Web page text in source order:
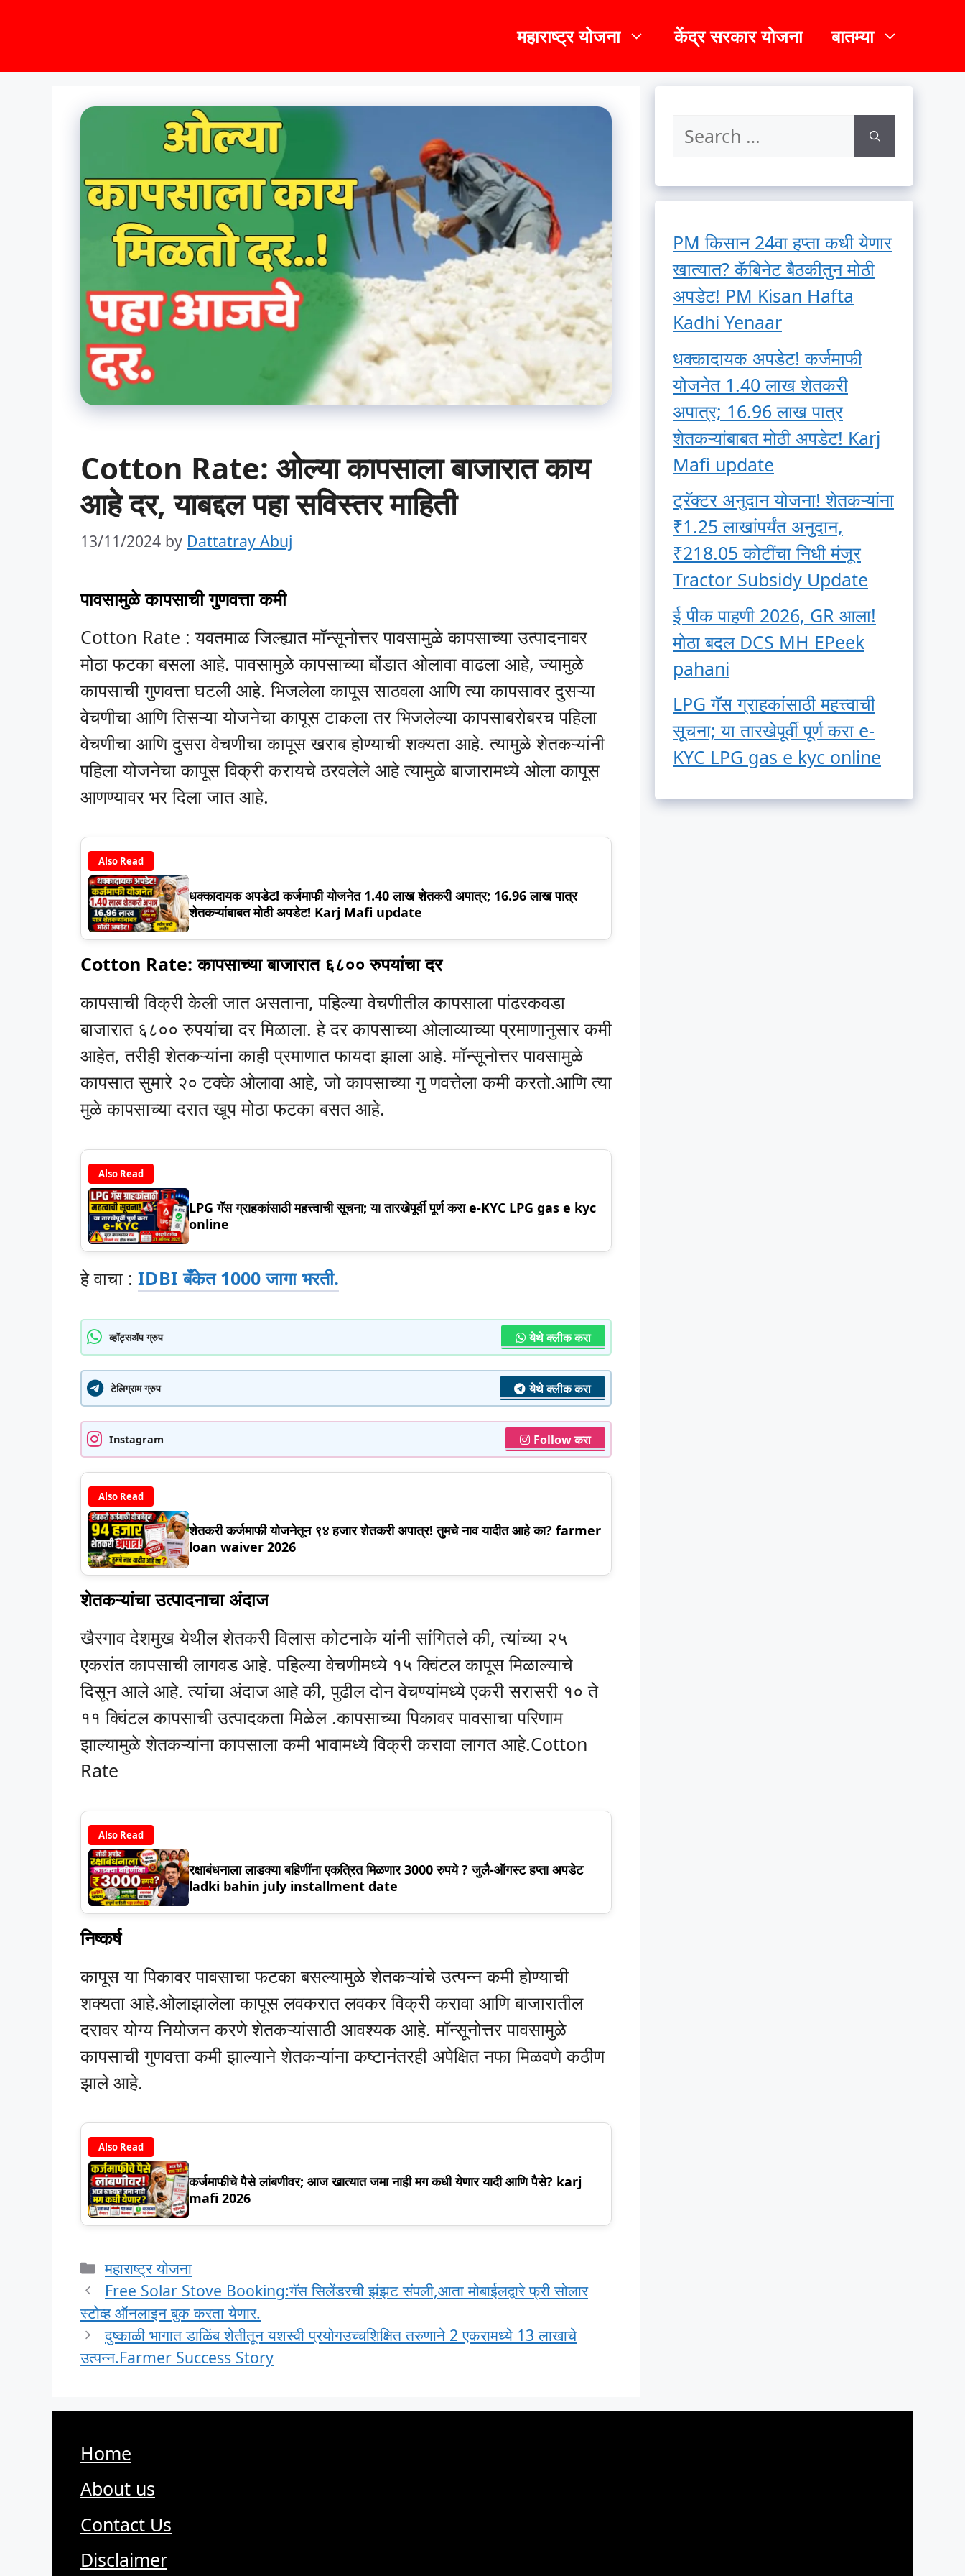
महाराष्ट्र योजना केंद्र सरकार योजना बातम्या
Cotton Rate: ओल्या कापसाला बाजारात काय
आहे दर, याबद्दल पहा सविस्तर माहिती
13/11/2024 by Dattatray Abuj
पावसामुळे कापसाची गुणवत्ता कमी
Cotton Rate : यवतमाळ जिल्ह्यात मॉन्सूनोत्तर पावसामुळे कापसाच्या उत्पादनावर
मोठा फटका बसला आहे. पावसामुळे कापसाच्या बोंडात ओलावा वाढला आहे, ज्यामुळे
कापसाची गुणवत्ता घटली आहे. भिजलेला कापूस साठवला आणि त्या कापसावर दुसऱ्या
वेचणीचा आणि तिसऱ्या योजनेचा कापूस टाकला तर भिजलेल्या कापसाबरोबरच पहिला
वेचणीचा आणि दुसरा वेचणीचा कापूस खराब होण्याची शक्यता आहे. त्यामुळे शेतकऱ्यांनी
पहिला योजनेचा कापूस विक्री करायचे ठरवलेले आहे त्यामुळे बाजारामध्ये ओला कापूस
आणण्यावर भर दिला जात आहे.
Also Read
धक्कादायक अपडेट! कर्जमाफी योजनेत 1.40 लाख शेतकरी अपात्र; 16.96 लाख पात्र
शेतकऱ्यांबाबत मोठी अपडेट! Karj Mafi update
Cotton Rate: कापसाच्या बाजारात ६८०० रुपयांचा दर
कापसाची विक्री केली जात असताना, पहिल्या वेचणीतील कापसाला पांढरकवडा
बाजारात ६८०० रुपयांचा दर मिळाला. हे दर कापसाच्या ओलाव्याच्या प्रमाणानुसार कमी
आहेत, तरीही शेतकऱ्यांना काही प्रमाणात फायदा झाला आहे. मॉन्सूनोत्तर पावसामुळे
कापसात सुमारे २० टक्के ओलावा आहे, जो कापसाच्या गु णवत्तेला कमी करतो.आणि त्या
मुळे कापसाच्या दरात खूप मोठा फटका बसत आहे.
Also Read
LPG गॅस ग्राहकांसाठी महत्त्वाची सूचना; या तारखेपूर्वी पूर्ण करा e-KYC LPG gas e kyc
online
हे वाचा : IDBI बँकेत 1000 जागा भरती.
व्हॉट्सॲप ग्रुप येथे क्लीक करा
टेलिग्राम ग्रुप येथे क्लीक करा
Instagram Follow करा
Also Read
शेतकरी कर्जमाफी योजनेतून ९४ हजार शेतकरी अपात्र! तुमचे नाव यादीत आहे का? farmer
loan waiver 2026
शेतकऱ्यांचा उत्पादनाचा अंदाज
खैरगाव देशमुख येथील शेतकरी विलास कोटनाके यांनी सांगितले की, त्यांच्या २५
एकरांत कापसाची लागवड आहे. पहिल्या वेचणीमध्ये १५ क्विंटल कापूस मिळाल्याचे
दिसून आले आहे. त्यांचा अंदाज आहे की, पुढील दोन वेचण्यांमध्ये एकरी सरासरी १० ते
११ क्विंटल कापसाची उत्पादकता मिळेल .कापसाच्या पिकावर पावसाचा परिणाम
झाल्यामुळे शेतकऱ्यांना कापसाला कमी भावामध्ये विक्री करावा लागत आहे.Cotton
Rate
Also Read
रक्षाबंधनाला लाडक्या बहिणींना एकत्रित मिळणार 3000 रुपये ? जुलै-ऑगस्ट हप्ता अपडेट
ladki bahin july installment date
निष्कर्ष
कापूस या पिकावर पावसाचा फटका बसल्यामुळे शेतकऱ्यांचे उत्पन्न कमी होण्याची
शक्यता आहे.ओलाझालेला कापूस लवकरात लवकर विक्री करावा आणि बाजारातील
दरावर योग्य नियोजन करणे शेतकऱ्यांसाठी आवश्यक आहे. मॉन्सूनोत्तर पावसामुळे
कापसाची गुणवत्ता कमी झाल्याने शेतकऱ्यांना कष्टानंतरही अपेक्षित नफा मिळवणे कठीण
झाले आहे.
Also Read
कर्जमाफीचे पैसे लांबणीवर; आज खात्यात जमा नाही मग कधी येणार यादी आणि पैसे? karj
mafi 2026
महाराष्ट्र योजना
Free Solar Stove Booking:गॅस सिलेंडरची झंझट संपली,आता मोबाईलद्वारे फ्री सोलार
स्टोव्ह ऑनलाइन बुक करता येणार.
दुष्काळी भागात डाळिंब शेतीतून यशस्वी प्रयोगउच्चशिक्षित तरुणाने 2 एकरामध्ये 13 लाखाचे
उत्पन्न.Farmer Success Story
PM किसान 24वा हप्ता कधी येणार
खात्यात? कॅबिनेट बैठकीतुन मोठी
अपडेट! PM Kisan Hafta
Kadhi Yenaar
धक्कादायक अपडेट! कर्जमाफी
योजनेत 1.40 लाख शेतकरी
अपात्र; 16.96 लाख पात्र
शेतकऱ्यांबाबत मोठी अपडेट! Karj
Mafi update
ट्रॅक्टर अनुदान योजना! शेतकऱ्यांना
₹1.25 लाखांपर्यंत अनुदान,
₹218.05 कोटींचा निधी मंजूर
Tractor Subsidy Update
ई पीक पाहणी 2026, GR आला!
मोठा बदल DCS MH EPeek
pahani
LPG गॅस ग्राहकांसाठी महत्त्वाची
सूचना; या तारखेपूर्वी पूर्ण करा e-
KYC LPG gas e kyc online
Home
About us
Contact Us
Disclaimer